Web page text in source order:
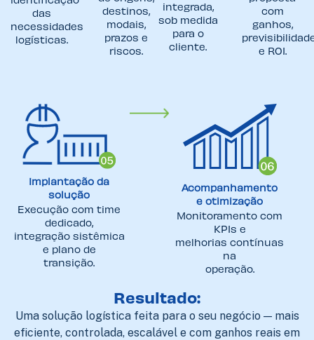
das
necessidades
logísticas.
destinos,
modais,
prazos e
riscos.
integrada,
sob medida
para o
cliente.
com
ganhos,
e ROI.
Implantação da
solução
Execução com time
dedicado,
integração sistêmica
e plano de
transição.
Acompanhamento
e otimização
Monitoramento com
KPIs e
melhorias contínuas
na
operação.
Resultado:
Uma solução logística feita para o seu negócio — mais
eficiente, controlada, escalável e com ganhos reais em